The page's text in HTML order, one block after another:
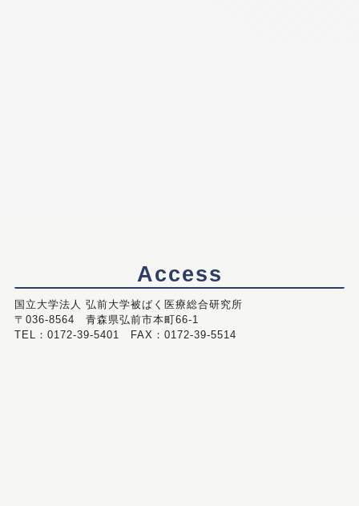
Access
国立大学法人 弘前大学被ばく医療総合研究所
〒036-8564 青森県弘前市本町66-1
TEL：0172-39-5401 FAX：0172-39-5514